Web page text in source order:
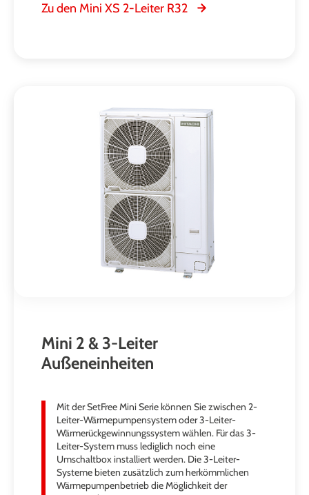
Zu den Mini XS 2-Leiter R32
Mini 2 & 3-Leiter
Außeneinheiten
Mit der SetFree Mini Serie können Sie zwischen 2-
Leiter-Wärmepumpensystem oder 3-Leiter-
Wärmerückgewinnungssystem wählen. Für das 3-
Leiter-System muss lediglich noch eine
Umschaltbox installiert werden. Die 3-Leiter-
Systeme bieten zusätzlich zum herkömmlichen
Wärmepumpenbetrieb die Möglichkeit der